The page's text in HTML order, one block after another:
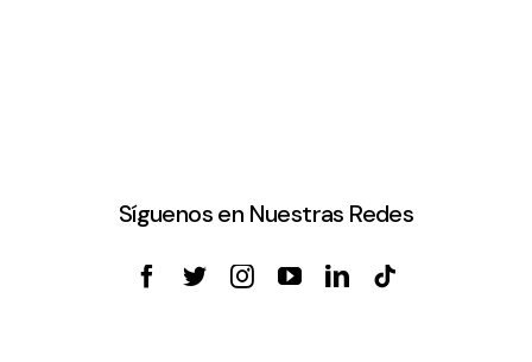
Síguenos en Nuestras Redes